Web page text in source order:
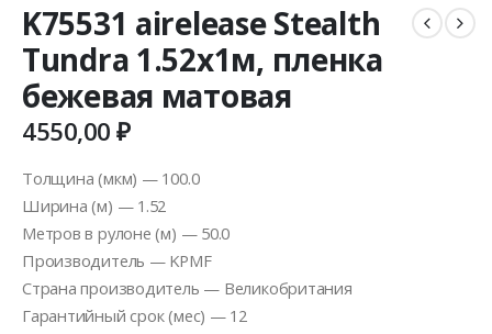
K75531 airelease Stealth
Tundra 1.52х1м, пленка
бежевая матовая
4550,00₽
Толщина (мкм) — 100.0
Ширина (м) — 1.52
Метров в рулоне (м) — 50.0
Производитель — KPMF
Страна производитель — Великобритания
Гарантийный срок (мес) — 12